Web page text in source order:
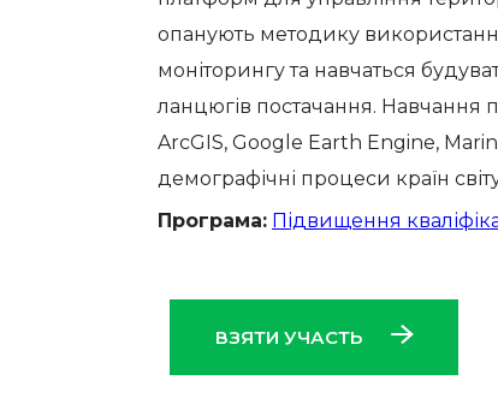
опанують методику
моніторингу та навчаться
ланцюгів постачання. Навчання
ArcGIS, Google Earth Engine,
демографічні процеси країн
Програма: Підвищення
ВЗЯТИ УЧАСТЬ